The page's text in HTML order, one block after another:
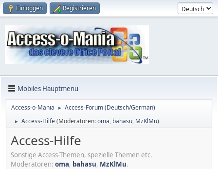
Einloggen Registrieren
Mobiles Hauptmenü
Access-o-Mania ► Access-Forum (Deutsch/German)
► Access-Hilfe(Moderatoren:oma, bahasu, MzKlMu)
Access-Hilfe
Sonstige Access-Themen, spezielle Themen etc.
Moderatoren: oma, bahasu, MzKlMu.